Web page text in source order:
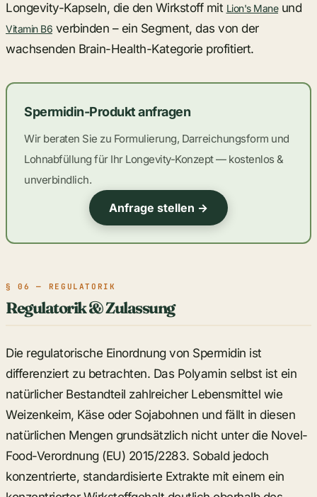
Longevity-Kapseln, die den Wirkstoff mit Lion's Maneund
Vitamin B6 verbinden – ein Segment, das von der
wachsenden Brain-Health-Kategorie profitiert.
Spermidin-Produkt anfragen
Wir beraten Sie zu Formulierung, Darreichungsform und
Lohnabfüllung für Ihr Longevity-Konzept — kostenlos &
unverbindlich.
Anfrage stellen →
§ 06 — REGULATORIK
Regulatorik & Zulassung
Die regulatorische Einordnung von Spermidin ist
differenziert zu betrachten. Das Polyamin selbst ist ein
natürlicher Bestandteil zahlreicher Lebensmittel wie
Weizenkeim, Käse oder Sojabohnen und fällt in diesen
natürlichen Mengen grundsätzlich nicht unter die Novel-
Food-Verordnung (EU) 2015/2283. Sobald jedoch
konzentrierte, standardisierte Extrakte mit einem ein